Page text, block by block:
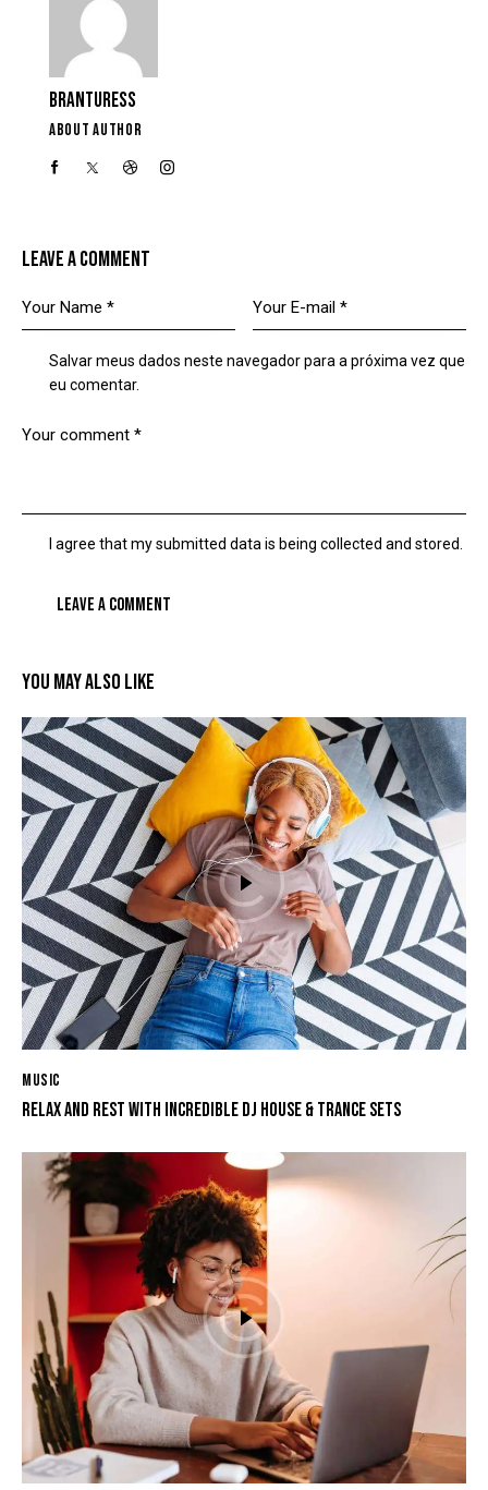
BRANTURESS
ABOUT AUTHOR
LEAVE A COMMENT
Salvar meus dados neste navegador para a próxima vez que
eu comentar.
I agree that my submitted data is being collected and stored.
YOU MAY ALSO LIKE
MUSIC
RELAX AND REST WITH INCREDIBLE DJ HOUSE & TRANCE SETS